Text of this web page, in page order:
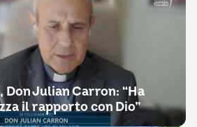
Julian Carron: “Ha
il rapporto con Dio”